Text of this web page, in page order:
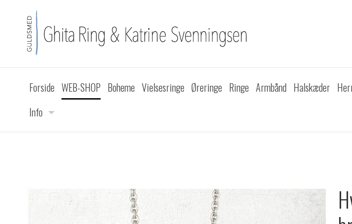
Forside WEB-SHOP Boheme Vielsesringe Øreringe Ringe Armbånd Halskæder
Info